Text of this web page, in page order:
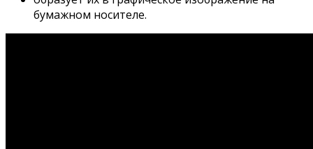
бумажном носителе.